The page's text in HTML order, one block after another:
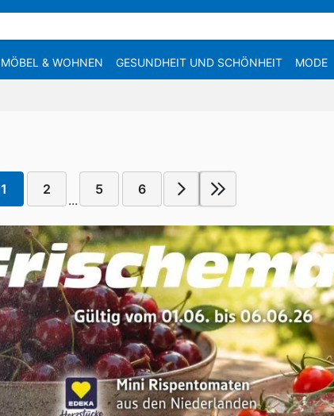
MÖBEL & WOHNEN GESUNDHEIT UND SCHÖNHEIT MODE
1 2
...
5 6